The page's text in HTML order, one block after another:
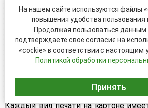
Ультрафиолетовая печать.
печати аналогично печати на
принтере. Отличие
специальных
полимеризоваться
ультрафиолетового излучения.
печатное устройство и любое
Каждый вид печати на картоне
На нашем сайте используются файлы
повышения удобства пользования
Продолжая пользоваться данным
подтверждаете свое согласие на
«cookie» в соответствии с настоящим
Политикой обработки
Принять